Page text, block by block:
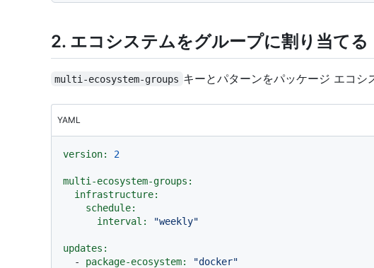
2. エコシステムをグループに割り当てる
multi-ecosystem-groups キーとパターンをパッケージ エコシ
YAML
version: 2
multi-ecosystem-groups:
infrastructure:
schedule:
interval:
"weekly"
updates:
-
package-ecosystem:
"docker"